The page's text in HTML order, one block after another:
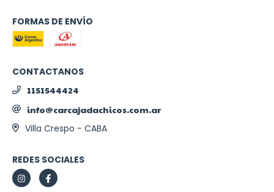
FORMAS DE ENVÍO
CONTACTANOS
1151544424
info@carcajadachicos.com.ar
Villa Crespo - CABA
REDES SOCIALES